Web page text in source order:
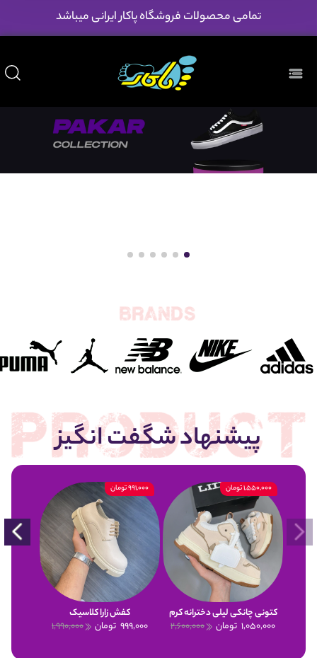
تمامی محصولات فروشگاه پاکار ایرانی میباشد
پیشنهاد شگفت انگیز
1,550,000 تومان
کتونی چانکی لیلی دخترانه کرم
1,050,000 تومان 2,600,000
991,000 تومان
کفش زارا کلاسیک
999,000 تومان 1,990,000